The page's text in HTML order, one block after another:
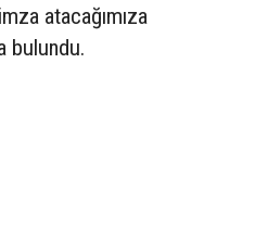
atacağımıza
bulundu.